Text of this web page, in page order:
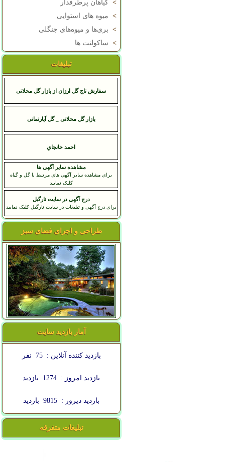
> گیاهان پرطرفدار
> میوه های استوایی
> بری‌ها و میوه‌های جنگلی
> ساکولنت ها
تبلیغات
سفارش تاج گل ارزان از بازار گل محلاتی
بازار گل محلاتی _ گل آپارتمانی
احمد خانجاي
مشاهده سایر آگهی ها
برای مشاهده سایر آگهی های مرتبط با گل و گیاه
کلیک نمایید
درج آگهی در سایت نارگیل
برای درج آگهی و تبلیغات در سایت نارگیل کلیک نمایید
طراحی و اجرای فضای سبز
آمار بازدید سایت
بازدید کننده آنلاین : 75 نفر
بازدید امروز : 1274 بازدید
بازدید دیروز : 9815 بازدید
تبلیغات متفرقه